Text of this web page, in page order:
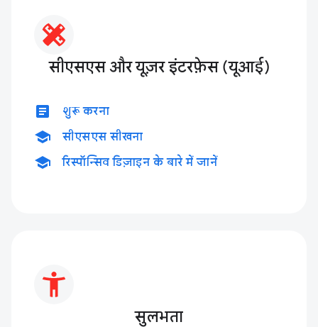
सीएसएस और यूज़र इंटरफ़ेस (यूआई)
article शुरू करना
school सीएसएस सीखना
school रिस्पॉन्सिव डिज़ाइन के बारे में जानें
सुलभता